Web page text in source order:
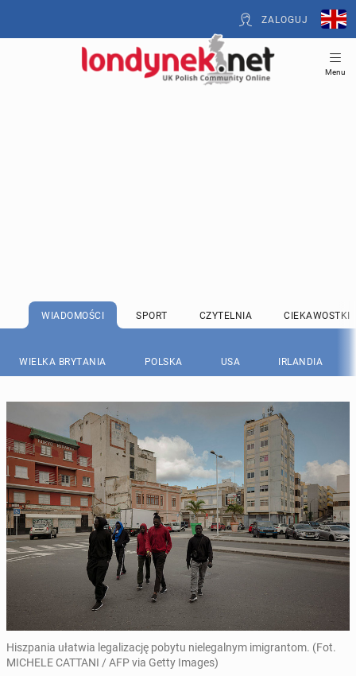
ZALOGUJ
Menu
WIADOMOŚCI SPORT CZYTELNIA CIEKAWOSTKI
WIELKA BRYTANIA POLSKA USA IRLANDIA
Hiszpania ułatwia legalizację pobytu nielegalnym imigrantom. (Fot.
MICHELE CATTANI / AFP via Getty Images)